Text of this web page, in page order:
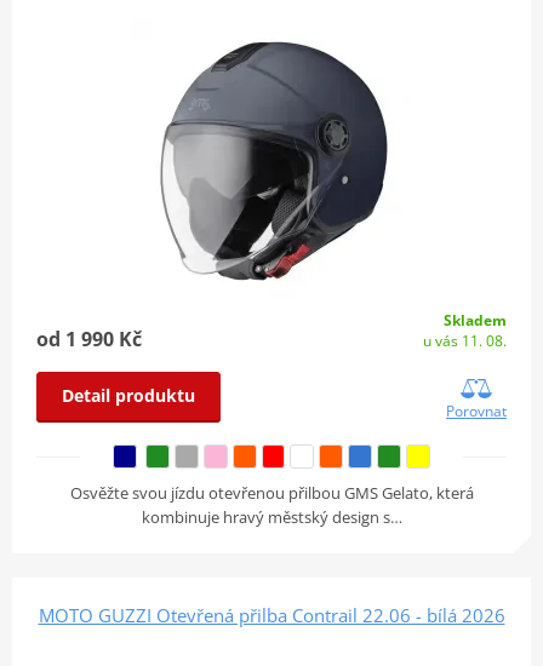
od 1 990 Kč
Skladem
u vás 11. 08.
Detail produktu
Porovnat
Osvěžte svou jízdu otevřenou přilbou GMS Gelato, která
kombinuje hravý městský design s…
MOTO GUZZI Otevřená přilba Contrail 22.06 - bílá 2026